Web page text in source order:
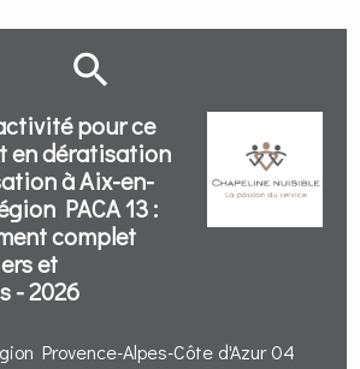
pour ce
en dératisation
à Aix-en-
PACA 13 :
complet
et
- 2026
Provence-Alpes-Côte d'Azur 04